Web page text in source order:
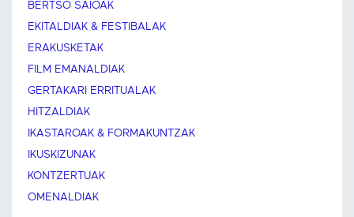
BERTSO SAIOAK
EKITALDIAK & FESTIBALAK
ERAKUSKETAK
FILM EMANALDIAK
GERTAKARI ERRITUALAK
HITZALDIAK
IKASTAROAK & FORMAKUNTZAK
IKUSKIZUNAK
KONTZERTUAK
OMENALDIAK